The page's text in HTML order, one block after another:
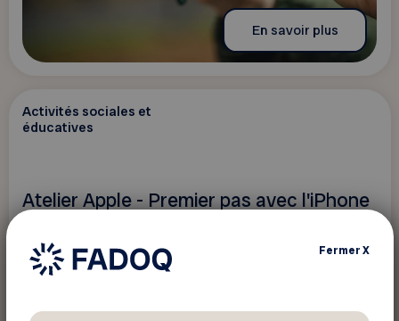
En savoir plus
Activités sociales et
éducatives
Atelier Apple - Premier pas avec l'iPhone
Gatineau FermerX